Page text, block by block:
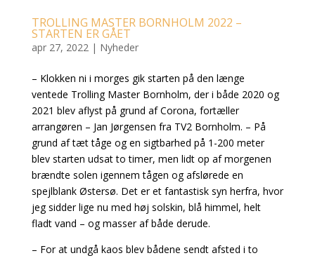
TROLLING MASTER BORNHOLM 2022 –
STARTEN ER GÅET
apr 27, 2022| Nyheder
– Klokken ni i morges gik starten på den længe
ventede Trolling Master Bornholm, der i både 2020 og
2021 blev aflyst på grund af Corona, fortæller
arrangøren – Jan Jørgensen fra TV2 Bornholm. – På
grund af tæt tåge og en sigtbarhed på 1-200 meter
blev starten udsat to timer, men lidt op af morgenen
brændte solen igennem tågen og afslørede en
spejlblank Østersø. Det er et fantastisk syn herfra, hvor
jeg sidder lige nu med høj solskin, blå himmel, helt
fladt vand – og masser af både derude.
– For at undgå kaos blev bådene sendt afsted i to